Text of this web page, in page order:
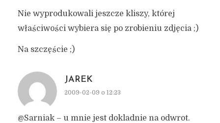
Nie wyprodukowali jeszcze kliszy, której
właściwości wybiera się po zrobieniu zdjęcia ;)
Na szczęście ;)
JAREK
2009-02-09 o 12:23
@Sarniak – u mnie jest dokladnie na odwrot.